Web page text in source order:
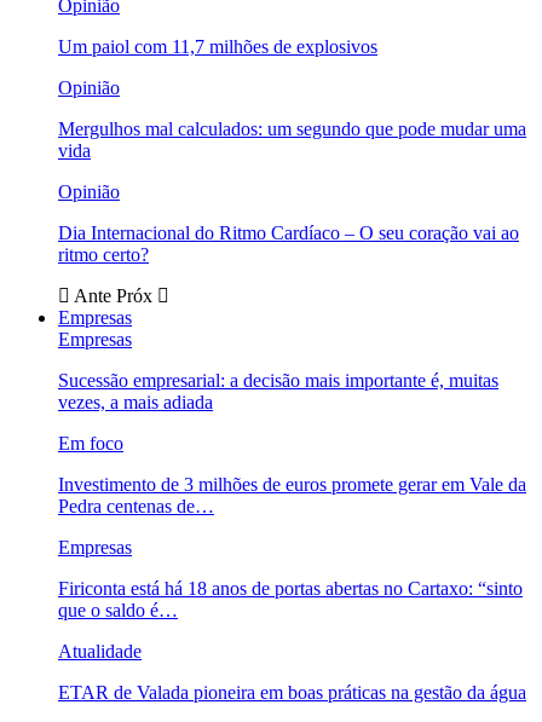
Opinião
Um paiol com 11,7 milhões de explosivos
Opinião
Mergulhos mal calculados: um segundo que pode mudar uma
vida
Opinião
Dia Internacional do Ritmo Cardíaco – O seu coração vai ao
ritmo certo?
Ante Próx
Empresas
Empresas
Sucessão empresarial: a decisão mais importante é, muitas
vezes, a mais adiada
Em foco
Investimento de 3 milhões de euros promete gerar em Vale da
Pedra centenas de…
Empresas
Firiconta está há 18 anos de portas abertas no Cartaxo: “sinto
que o saldo é…
Atualidade
ETAR de Valada pioneira em boas práticas na gestão da água